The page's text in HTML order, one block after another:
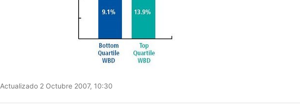
Actualizado 2 Octubre 2007, 10:30